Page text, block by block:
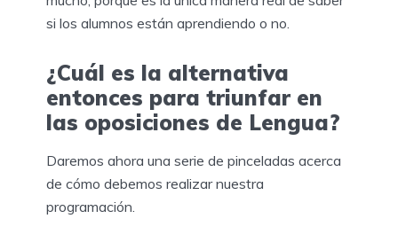
si los alumnos están aprendiendo o no.
¿Cuál es la alternativa
entonces para triunfar en
las oposiciones de Lengua?
Daremos ahora una serie de pinceladas acerca
de cómo debemos realizar nuestra
programación.